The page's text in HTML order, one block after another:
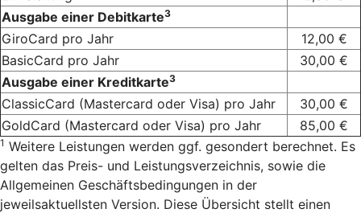
Ausgabe einer Debitkarte3
GiroCard pro Jahr
12,00 €
BasicCard pro Jahr
30,00 €
Ausgabe einer Kreditkarte3
ClassicCard (Mastercard oder Visa) pro Jahr
30,00 €
GoldCard (Mastercard oder Visa) pro Jahr
85,00 €
1 Weitere Leistungen werden ggf. gesondert berechnet. Es
gelten das Preis- und Leistungsverzeichnis, sowie die
Allgemeinen Geschäftsbedingungen in der
jeweilsaktuellsten Version. Diese Übersicht stellt einen